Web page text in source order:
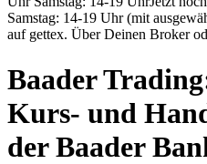
Samstag: 14-19 Uhr (mit
auf gettex. Über Deinen Broker
Baader
Kurs- und
der Baader